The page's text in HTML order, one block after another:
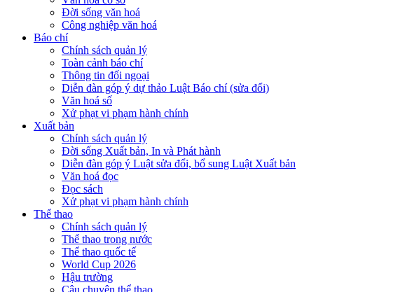
Đời sống văn hoá
Công nghiệp văn hoá
Báo chí
Chính sách quản lý
Toàn cảnh báo chí
Thông tin đối ngoại
Diễn đàn góp ý dự thảo Luật Báo chí (sửa đổi)
Văn hoá số
Xử phạt vi phạm hành chính
Xuất bản
Chính sách quản lý
Đời sống Xuất bản, In và Phát hành
Diễn đàn góp ý Luật sửa đổi, bổ sung Luật Xuất bản
Văn hoá đọc
Đọc sách
Xử phạt vi phạm hành chính
Thể thao
Chính sách quản lý
Thể thao trong nước
Thể thao quốc tế
World Cup 2026
Hậu trường
Câu chuyện thể thao